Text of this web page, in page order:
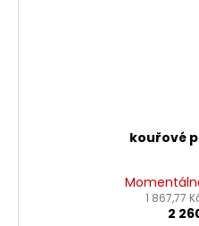
kouřové
1 867,77
2